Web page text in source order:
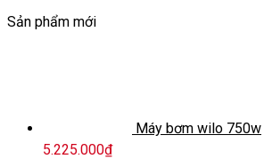
Sản phẩm mới
Máy bơm wilo 750w
5.225.000₫